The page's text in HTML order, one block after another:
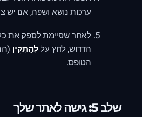
ערכות נושא ושפה, אם יש
לאחר שסיימת לספק את
הדרוש, לחץ על לְהַתְקִין
הטופס.
שלב 5: גישה לאתר שלך